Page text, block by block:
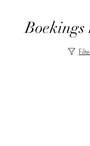
Boekings